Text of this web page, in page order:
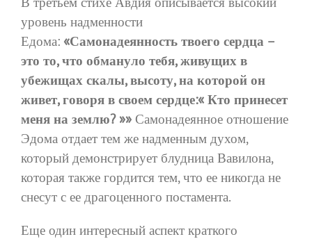
уровень надменности
Едома: «Самонадеянность твоего сердца –
это то, что обмануло тебя, живущих в
убежищах скалы, высоту, на которой он
живет, говоря в своем сердце:« Кто принесет
меня на землю? »» Самонадеянное отношение
Эдома отдает тем же надменным духом,
который демонстрирует блудница Вавилона,
которая также гордится тем, что ее никогда не
снесут с ее драгоценного постамента.
Еще один интересный аспект краткого